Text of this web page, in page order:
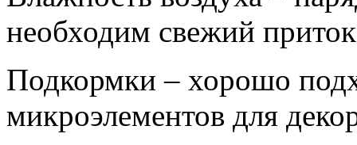
необходим свежий
Подкормки – хорошо
микроэлементов для